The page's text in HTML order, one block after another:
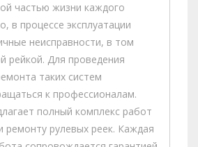
частью жизни каждого
в процессе эксплуатации
неисправности, в том
рейкой. Для проведения
таких систем
к профессионалам.
полный комплекс работ
ремонту рулевых реек. Каждая